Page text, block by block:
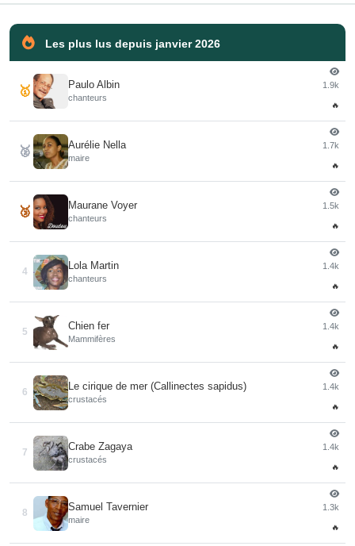
Les plus lus depuis janvier 2026
🥇 Paulo Albin
chanteurs
1.9k
🔥
🥈 Aurélie Nella
maire
1.7k
🔥
🥉 Maurane Voyer
chanteurs
1.5k
🔥
4
Lola Martin
chanteurs
1.4k
🔥
5
Chien fer
Mammifères
1.4k
🔥
6
Le cirique de mer (Callinectes sapidus)
crustacés
1.4k
🔥
7
Crabe Zagaya
crustacés
1.4k
🔥
8
Samuel Tavernier
maire
1.3k
🔥